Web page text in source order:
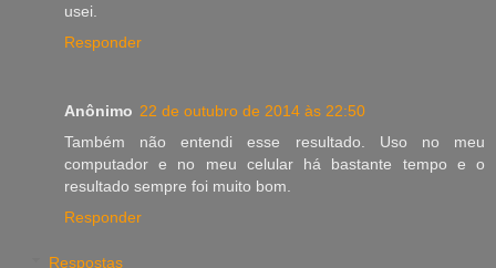
usei.
Responder
Anônimo 22 de outubro de 2014 às 22:50
Também não entendi esse resultado. Uso no meu
computador e no meu celular há bastante tempo e o
resultado sempre foi muito bom.
Responder
Respostas